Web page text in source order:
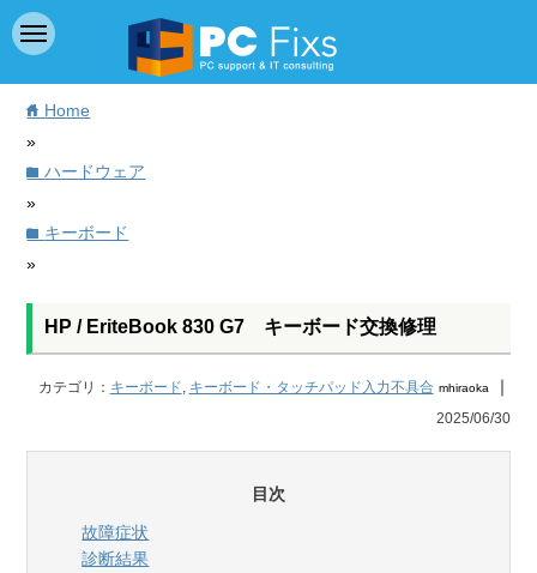
home Home
»
folderハードウェア
»
folder キーボード
»
HP / EriteBook 830 G7 キーボード交換修理
カテゴリ： キーボード, キーボード・タッチパッド入力不具合 mhiraoka ｜
2025/06/30
目次
故障症状
診断結果